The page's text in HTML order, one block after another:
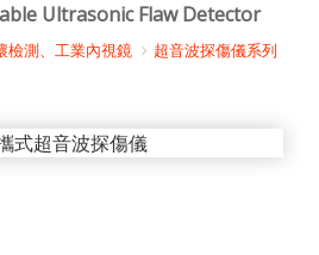
Ultrasonic Flaw Detector
檢測、工業內視鏡 超音波探傷儀系列